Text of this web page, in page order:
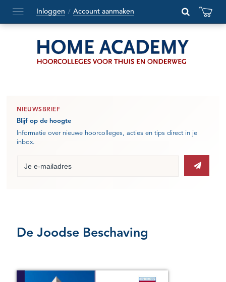
Hoofdmenu
openen
Inloggen / Account aanmaken
NIEUWSBRIEF
Blijf op de hoogte
Informatie over nieuwe hoorcolleges, acties en tips direct in je
inbox.
De Joodse Beschaving